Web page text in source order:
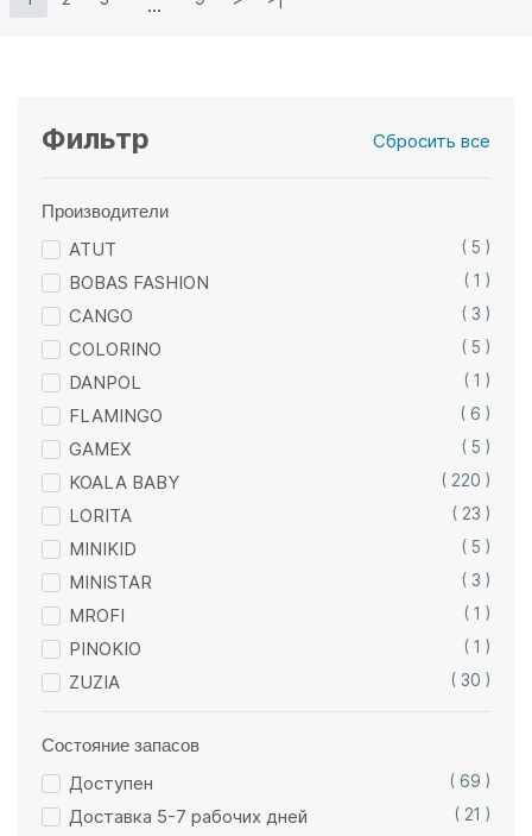
Фильтр Сбросить все
Производители
ATUT ( 5 )
BOBAS FASHION ( 1 )
CANGO ( 3 )
COLORINO ( 5 )
DANPOL ( 1 )
FLAMINGO ( 6 )
GAMEX ( 5 )
KOALA BABY ( 220 )
LORITA ( 23 )
MINIKID ( 5 )
MINISTAR ( 3 )
MROFI ( 1 )
PINOKIO ( 1 )
ZUZIA ( 30 )
Состояние запасов
Доступен ( 69 )
Доставка 5-7 рабочих дней ( 21 )